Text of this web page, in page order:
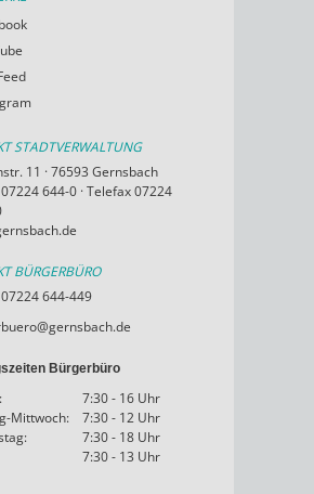
STADTVERWALTUNG
11 · 76593 Gernsbach
644-0 · Telefax 07224
BÜRGERBÜRO
644-449
Bürgerbüro
7:30 - 16 Uhr
Mittwoch:
7:30 - 12 Uhr
7:30 - 18 Uhr
7:30 - 13 Uhr